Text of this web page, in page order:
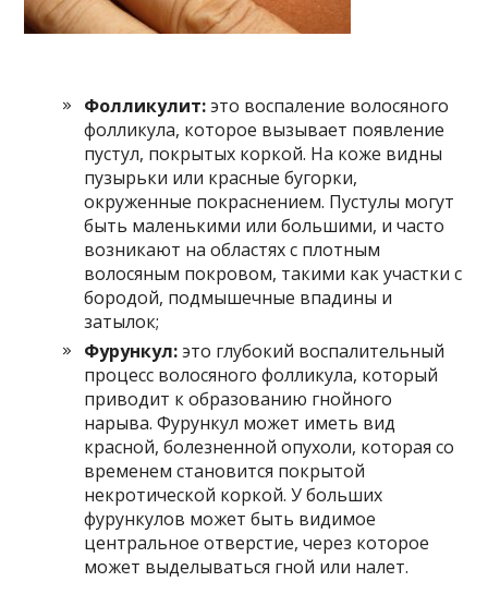
Фолликулит:это воспаление волосяного
фолликула, которое вызывает появление
пустул, покрытых коркой. На коже видны
пузырьки или красные бугорки,
окруженные покраснением. Пустулы могут
быть маленькими или большими, и часто
возникают на областях с плотным
волосяным покровом, такими как участки с
бородой, подмышечные впадины и
затылок;
Фурункул:это глубокий воспалительный
процесс волосяного фолликула, который
приводит к образованию гнойного
нарыва. Фурункул может иметь вид
красной, болезненной опухоли, которая со
временем становится покрытой
некротической коркой. У больших
фурункулов может быть видимое
центральное отверстие, через которое
может выделываться гной или налет.